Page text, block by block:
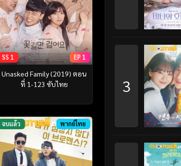
SS 1 EP 1
Unasked Family (2019) ตอน
ที่ 1-123 ซับไทย
จบแล้ว พากย์ไทย
3